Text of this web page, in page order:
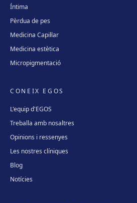
Íntima
Pèrdua de pes
Medicina Capil·lar
Medicina estètica
Micropigmentació
CONEIX EGOS
L'equip d'EGOS
Treballa amb nosaltres
Opinions i ressenyes
Les nostres clíniques
Blog
Notícies